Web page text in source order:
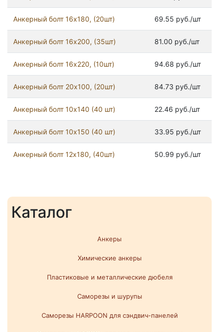
Каталог
Анкеры
Химические анкеры
Пластиковые и металлические дюбеля
Саморезы и шурупы
Саморезы HARPOON для сэндвич-панелей
Анкерный болт 16х180, (20шт) 69.55 руб./шт
Анкерный болт 16х200, (35шт) 81.00 руб./шт
Анкерный болт 16х220, (10шт) 94.68 руб./шт
Анкерный болт 20х100, (20шт) 84.73 руб./шт
Анкерный болт 10х140 (40 шт) 22.46 руб./шт
Анкерный болт 10х150 (40 шт) 33.95 руб./шт
Анкерный болт 12х180, (40шт) 50.99 руб./шт